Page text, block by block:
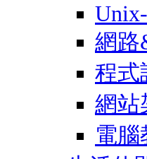
網路
程式
網站
電腦